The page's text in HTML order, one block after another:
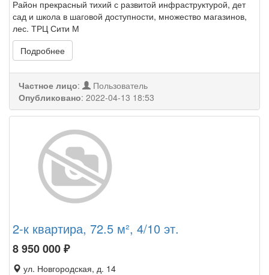
Район прекрасный тихий с развитой инфраструктурой, дет
сад и школа в шаговой доступности, множество магазинов,
лес. ТРЦ Сити М
Подробнее
Частное лицо:
Пользователь
Опубликовано: 2022-04-13 18:53
2-к квартира, 72.5 м², 4/10 эт.
8 950 000₽
ул. Новгородская, д. 14